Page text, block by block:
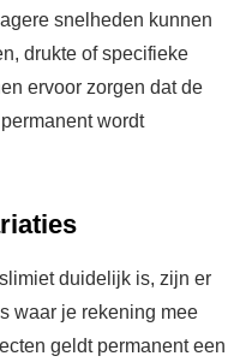
snelheden kunnen
drukte of specifieke
ervoor zorgen dat de
wordt
duidelijk is, zijn er
waar je rekening mee
geldt permanent een